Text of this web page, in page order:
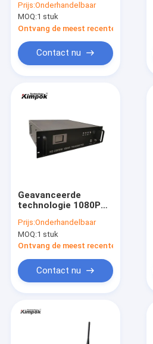
Wireless AV Sender
voor Drone
Transmission 40W
Consumptie 64QAM
Prijs:Onderhandelbaar
MOQ:1 stuk
Ontvang de meest recente Prijs
Contact nu
Geavanceerde
technologie 1080P
videozender en -
ontvanger met H.264
compressie AV-
Prijs:Onderhandelbaar
MOQ:1 stuk
Ontvang de meest recente Prijs
Contact nu